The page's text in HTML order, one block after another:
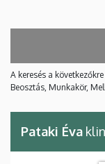
A keresés a
Beosztás, Munkakör,
Pataki Éva